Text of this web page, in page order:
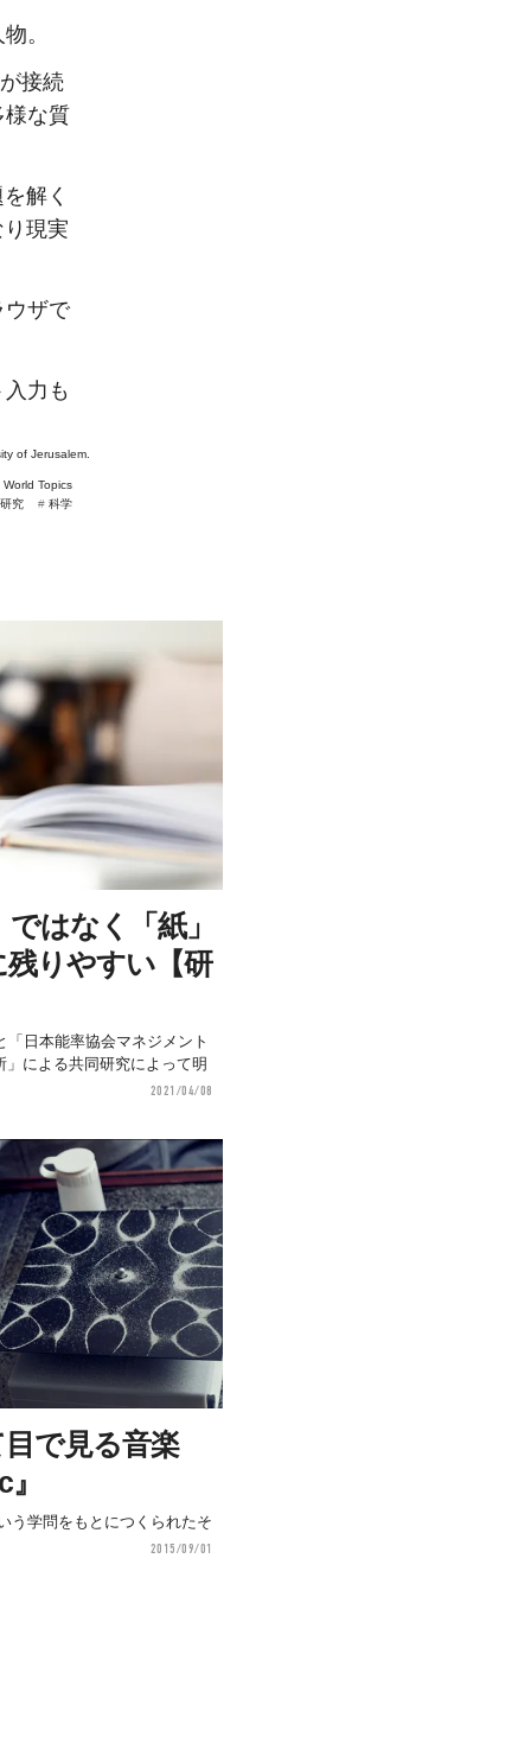
。
が接続
様な質
解く
現実
ウザで
力も
of Jerusalem.
World Topics
# 科学
研究
はなく「紙」
りやすい【研
「日本能率協会マネジメント
による共同研究によって明
2021/04/08
で見る音楽
う学問をもとにつくられたそ
2015/09/01